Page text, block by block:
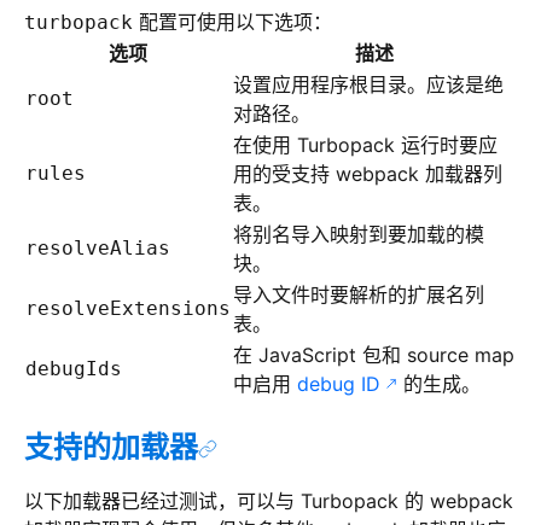
turbopack 配置可使用以下选项：
选项
描述
root
设置应用程序根目录。应该是绝
对路径。
rules
在使用 Turbopack 运行时要应
用的受支持 webpack 加载器列
表。
resolveAlias
将别名导入映射到要加载的模
块。
resolveExtensions
导入文件时要解析的扩展名列
表。
debugIds
在 JavaScript 包和 source map
中启用 debug ID 的生成。
支持的加载器
以下加载器已经过测试，可以与 Turbopack 的 webpack